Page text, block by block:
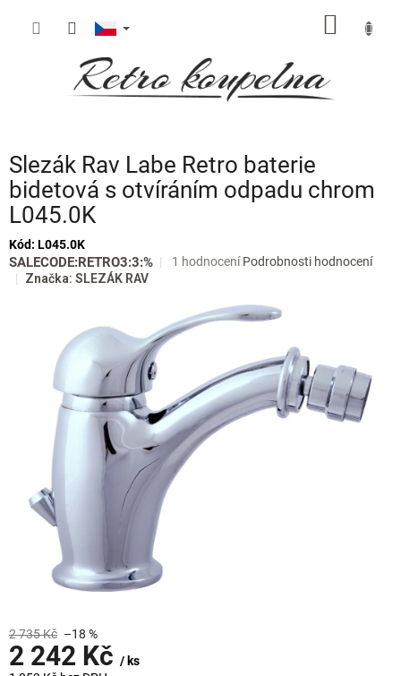
Slezák Rav Labe Retro baterie
bidetová s otvíráním odpadu chrom
L045.0K
Kód: L045.0K
SALECODE:RETRO3:3:%
Průměrné
5,0
hvězdiček.
1 hodnocení Podrobnosti hodnocení
Značka: SLEZÁK RAV
2 735 Kč –18 %
2 242 Kč / ks